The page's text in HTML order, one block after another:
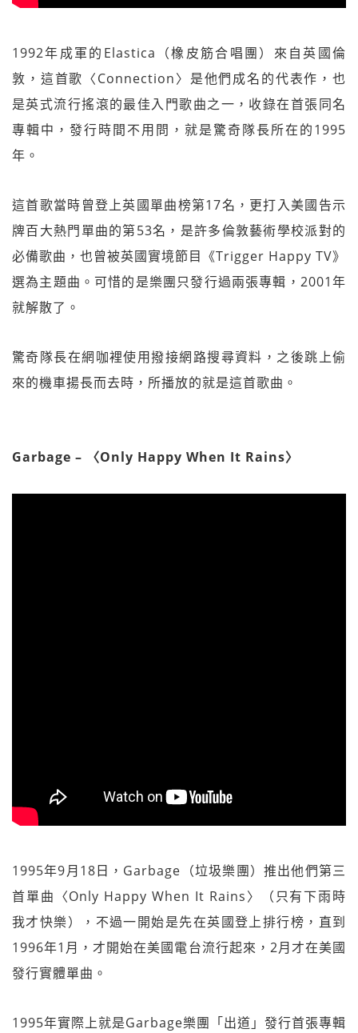
1992年成軍的Elastica（橡皮筋合唱團）來自英國倫
敦，這首歌〈Connection〉是他們成名的代表作，也
是英式流行搖滾的最佳入門歌曲之一，收錄在首張同名
專輯中，發行時間不用問，就是驚奇隊長所在的1995
年。
這首歌當時曾登上英國單曲榜第17名，更打入美國告示
牌百大熱門單曲的第53名，是許多倫敦藝術學校派對的
必備歌曲，也曾被英國實境節目《Trigger Happy TV》
選為主題曲。可惜的是樂團只發行過兩張專輯，2001年
就解散了。
驚奇隊長在網咖裡使用撥接網路搜尋資料，之後跳上偷
來的機車揚長而去時，所播放的就是這首歌曲。
Garbage – 〈Only Happy When It Rains〉
1995年9月18日，Garbage（垃圾樂團）推出他們第三
首單曲〈Only Happy When It Rains〉（只有下雨時
我才快樂），不過一開始是先在英國登上排行榜，直到
1996年1月，才開始在美國電台流行起來，2月才在美國
發行實體單曲。
1995年實際上就是Garbage樂團「出道」發行首張專輯